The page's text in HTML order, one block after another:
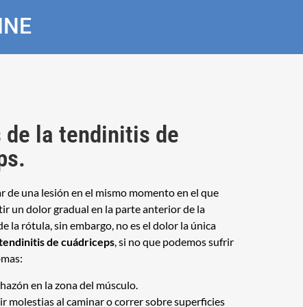
de la tendinitis de
de una lesión en el mismo momento en el que
un dolor gradual en la parte anterior de la
la rótula, sin embargo, no es el dolor la única
de cuádriceps, si no que podemos sufrir
en la zona del músculo.
molestias al caminar o correr sobre superficies